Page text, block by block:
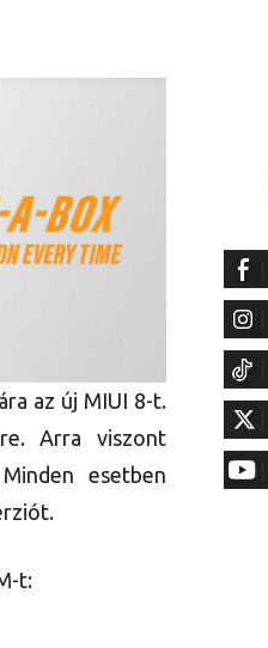
az új MIUI 8-t.
Arra viszont
esetben
t: